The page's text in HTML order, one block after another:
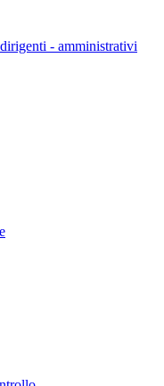
- amministrativi